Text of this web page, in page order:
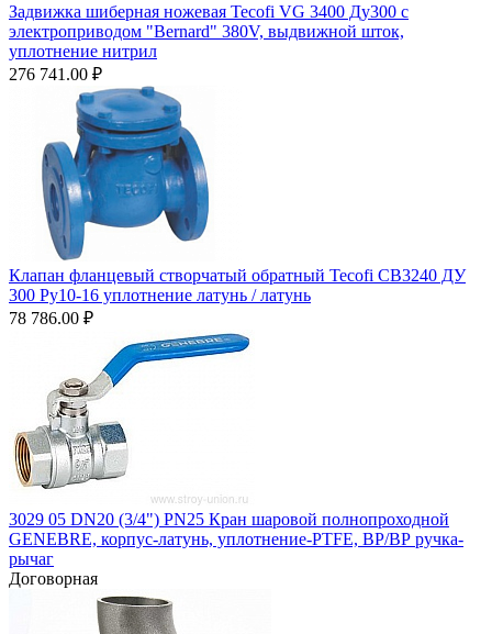
Задвижка шиберная ножевая Tecofi VG 3400 Ду300 с
электроприводом "Bernard" 380V, выдвижной шток,
уплотнение нитрил
276 741.00 ₽
Клапан фланцевый створчатый обратный Tecofi CB3240 ДУ
300 Ру10-16 уплотнение латунь / латунь
78 786.00 ₽
3029 05 DN20 (3/4") PN25 Кран шаровой полнопроходной
GENEBRE, корпус-латунь, уплотнение-PTFE, ВР/ВР ручка-
рычаг
Договорная